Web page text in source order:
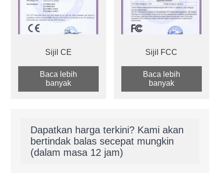
Sijil CE
Baca lebih
banyak
Sijil FCC
Baca lebih
banyak
Dapatkan harga terkini? Kami akan
bertindak balas secepat mungkin
(dalam masa 12 jam)